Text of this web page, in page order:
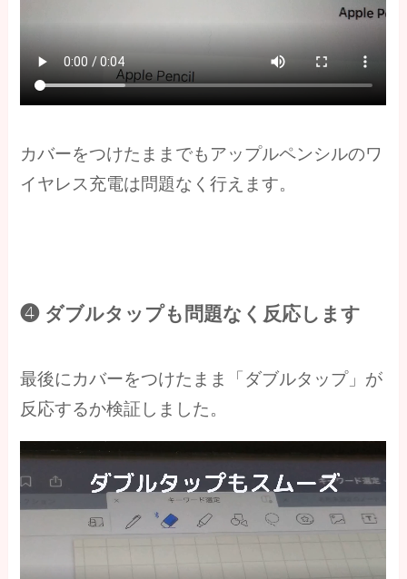
カバーをつけたままでもアップルペンシルのワ
イヤレス充電は問題なく行えます。
❹ ダブルタップも問題なく反応します
最後にカバーをつけたまま「ダブルタップ」が
反応するか検証しました。